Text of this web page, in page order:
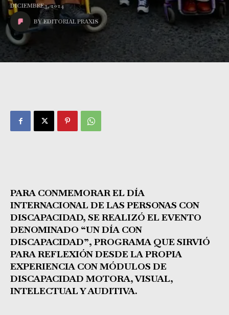
DICIEMBRE 3, 2024
BY EDITORIAL PRAXIS
PARA CONMEMORAR EL DÍA
INTERNACIONAL DE LAS PERSONAS CON
DISCAPACIDAD, SE REALIZÓ EL EVENTO
DENOMINADO “UN DÍA CON
DISCAPACIDAD”, PROGRAMA QUE SIRVIÓ
PARA REFLEXIÓN DESDE LA PROPIA
EXPERIENCIA CON MÓDULOS DE
DISCAPACIDAD MOTORA, VISUAL,
INTELECTUAL Y AUDITIVA.